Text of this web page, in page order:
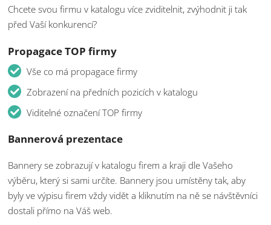
Chcete svou firmu v katalogu více zviditelnit, zvýhodnit ji tak
před Vaší konkurencí?
Propagace TOP firmy
Vše co má propagace firmy
Zobrazení na předních pozicích v katalogu
Viditelné označení TOP firmy
Bannerová prezentace
Bannery se zobrazují v katalogu firem a kraji dle Vašeho
výběru, který si sami určíte. Bannery jsou umístěny tak, aby
byly ve výpisu firem vždy vidět a kliknutím na ně se návštěvníci
dostali přímo na Váš web.